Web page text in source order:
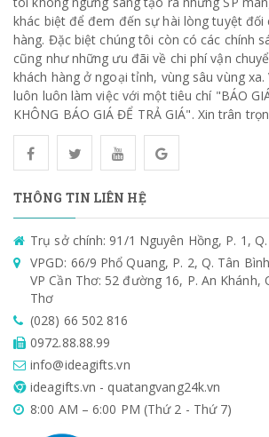
khác biệt để đem đến sự hài lòng tuyệt đối
hàng. Đặc biệt chúng tôi còn có các chính
cũng như những ưu đãi về chi phí vận
khách hàng ở ngoại tỉnh, vùng sâu vùng
luôn luôn làm việc với một tiêu chí "BÁO
KHÔNG BÁO GIÁ ĐỂ TRẢ GIÁ". Xin trân
THÔNG TIN LIÊN HỆ
Trụ sở chính: 91/1 Nguyên Hồng, P. 1,
VPGD: 66/9 Phổ Quang, P. 2, Q. Tân
VP Cần Thơ: 52 đường 16, P. An Khánh,
Thơ
(028) 66 502 816
0972.88.88.99
info@ideagifts.vn
ideagifts.vn - quatangvang24k.vn
8:00 AM – 6:00 PM (Thứ 2 - Thứ 7)